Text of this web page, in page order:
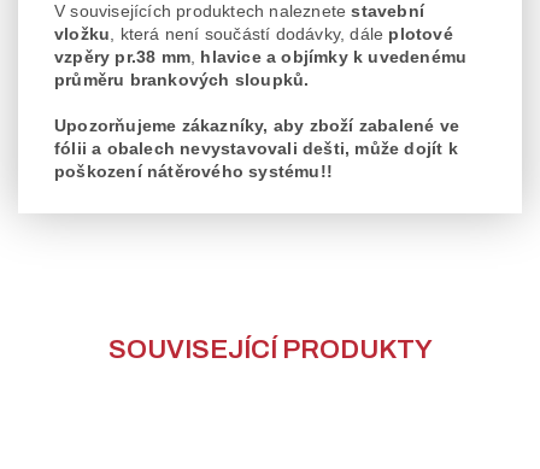
V souvisejících produktech naleznetestavební
vložku, která není součástí dodávky, dále plotové
vzpěry pr.38 mm, hlavice a objímky k uvedenému
průměru brankových sloupků.
Upozorňujeme zákazníky, aby zboží zabalené ve
fólii a obalech nevystavovali dešti, může dojít k
poškození nátěrového systému!!
SOUVISEJÍCÍ PRODUKTY